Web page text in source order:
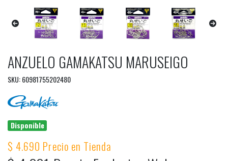
ANZUELO GAMAKATSU MARUSEIGO
SKU: 60981755202480
Disponible
$ 4.690 Precio en Tienda